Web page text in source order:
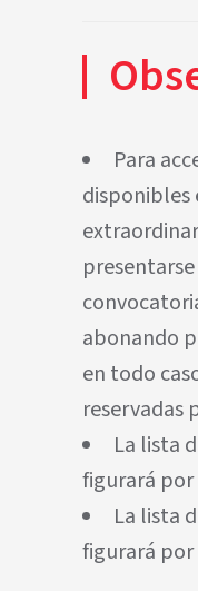
Para
disponibles
abonando
en todo
reservadas
La lista
figurará
La lista
figurará